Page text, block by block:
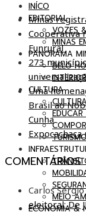
INÍCO
EDITORIAL
VOZES
MINAS
PANORAMA
BELO
CULTURA
MEIO
ECONOMIA &
Minas
Cooperativa
Funrural
273
Uma
Brasil ao
Cunha
COMENTÁRIOS
Carlos Sérgio
eleitoral: De